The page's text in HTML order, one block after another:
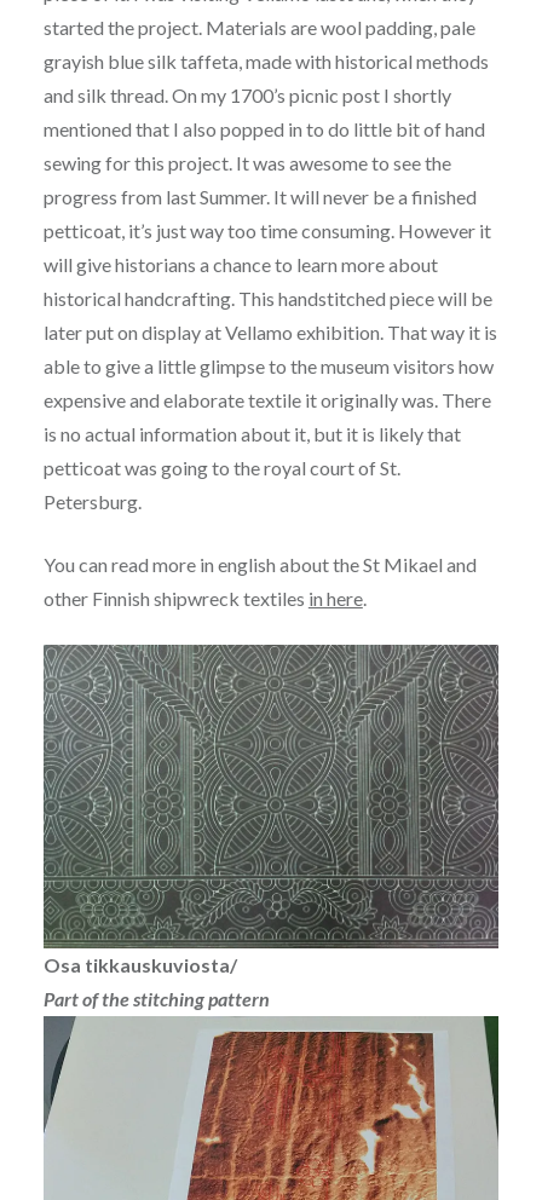
started the project. Materials are wool padding, pale
grayish blue silk taffeta, made with historical methods
and silk thread. On my 1700’s picnic post I shortly
mentioned that I also popped in to do little bit of hand
sewing for this project. It was awesome to see the
progress from last Summer. It will never be a finished
petticoat, it’s just way too time consuming. However it
will give historians a chance to learn more about
historical handcrafting. This handstitched piece will be
later put on display at Vellamo exhibition. That way it is
able to give a little glimpse to the museum visitors how
expensive and elaborate textile it originally was. There
is no actual information about it, but it is likely that
petticoat was going to the royal court of St.
Petersburg.
You can read more in english about the St Mikael and
other Finnish shipwreck textiles in here.
Osa tikkauskuviosta/
Part of the stitching pattern